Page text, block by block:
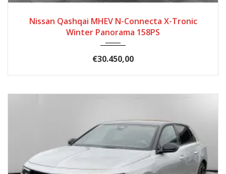
Nissan Qashqai MHEV N-Connecta X-Tronic
Winter Panorama 158PS
€30.450,00